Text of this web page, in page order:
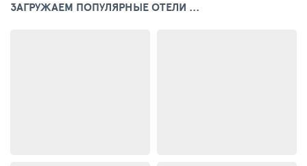
ЗАГРУЖАЕМ ПОПУЛЯРНЫЕ ОТЕЛИ ...